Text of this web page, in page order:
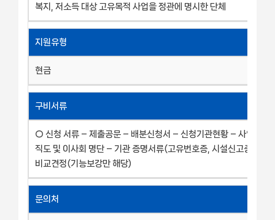
복지, 저소득 대상 고유목적 사업을 정관에 명시한 단체
지원유형
현금
구비서류
○ 신청 서류 – 제출공문 – 배분신청서 – 신청기관현황 – 사업계획
직도 및 이사회 명단 – 기관 증명서류(고유번호증, 시설신고증 등) –
비교견정(기능보강만 해당)
문의처